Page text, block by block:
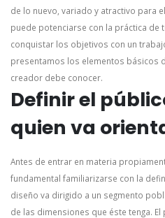
de lo nuevo, variado y atractivo para
puede potenciarse con la práctica de
conquistar los objetivos con un
presentamos los elementos básicos
creador debe conocer.
Definir el
quien va
Antes de entrar en materia
fundamental familiarizarse con la
diseño va dirigido a un segmento
de las dimensiones que éste tenga. El